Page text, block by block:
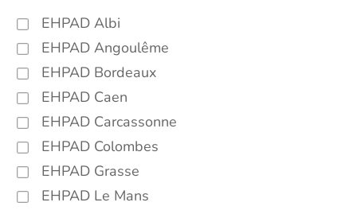
EHPAD Albi
EHPAD Angoulême
EHPAD Bordeaux
EHPAD Caen
EHPAD Carcassonne
EHPAD Colombes
EHPAD Grasse
EHPAD Le Mans